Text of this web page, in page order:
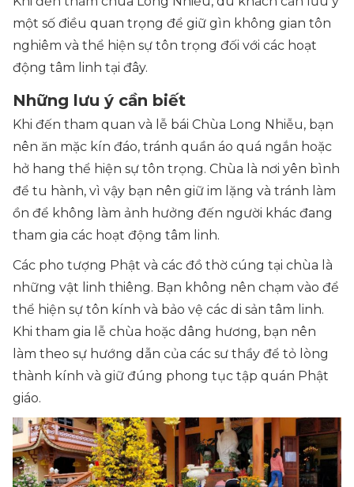
một số điều quan trọng để giữ gìn không gian tôn
nghiêm và thể hiện sự tôn trọng đối với các hoạt
động tâm linh tại đây.
Những lưu ý cần biết
Khi đến tham quan và lễ bái Chùa Long Nhiễu, bạn
nên ăn mặc kín đáo, tránh quần áo quá ngắn hoặc
hở hang thể hiện sự tôn trọng. Chùa là nơi yên bình
để tu hành, vì vậy bạn nên giữ im lặng và tránh làm
ồn để không làm ảnh hưởng đến người khác đang
tham gia các hoạt động tâm linh.
Các pho tượng Phật và các đồ thờ cúng tại chùa là
những vật linh thiêng. Bạn không nên chạm vào để
thể hiện sự tôn kính và bảo vệ các di sản tâm linh.
Khi tham gia lễ chùa hoặc dâng hương, bạn nên
làm theo sự hướng dẫn của các sư thầy để tỏ lòng
thành kính và giữ đúng phong tục tập quán Phật
giáo.